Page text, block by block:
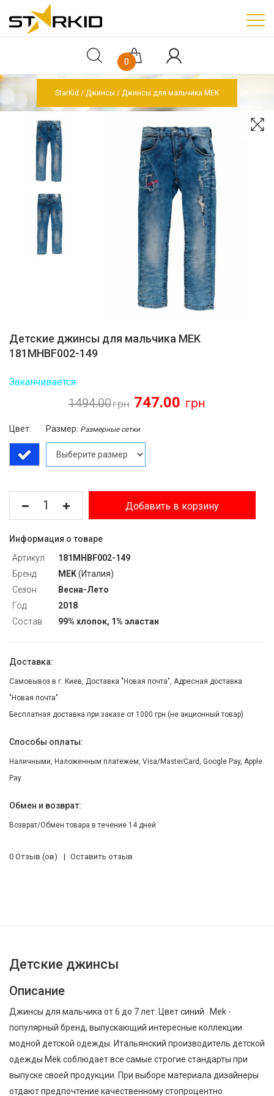
0
StarKid Джинсы Джинсы для мальчика MEK
Детские джинсы для мальчика MEK
181MHBF002-149
Заканчивается
1494.00 747.00
Цвет: Размер: Размерные сетки
Добавить в корзину
Информация о товаре
Артикул
181MHBF002-149
Бренд
MEK(Италия)
Сезон
Весна-Лето
Год
2018
Состав
99% хлопок, 1% эластан
Доставка:
Самовывоз в г. Киев, Доставка "Новая почта", Адресная доставка
"Новая почта"
Бесплатная доставка при заказе от 1000 грн (не акционный товар)
Способы оплаты:
Наличными, Наложенным платежем, Visa/MasterCard, Google Pay, Apple
Pay
Обмен и возврат:
Возврат/Обмен товара в течение 14 дней
0 Отзыв (ов) Оставить отзыв
Детские джинсы
Описание
Джинсы для мальчика от 6 до 7 лет. Цвет синий . Mek -
популярный бренд, выпускающий интересные коллекции
модной детской одежды. Итальянский производитель детской
одежды Mek соблюдает все самые строгие стандарты при
выпуске своей продукции. При выборе материала дизайнеры
отдают предпочтение качественному стопроцентно